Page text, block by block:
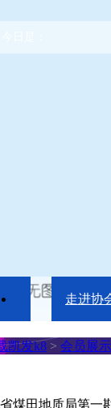
走进协
凯发k8 > 会员展示
煤田地质局第一